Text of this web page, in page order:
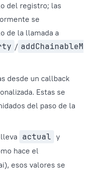
del registro; las
se
de la llamada a
/ addChainableM
desde un callback
Estas se
del paso de la
actual y
hace el
esos valores se